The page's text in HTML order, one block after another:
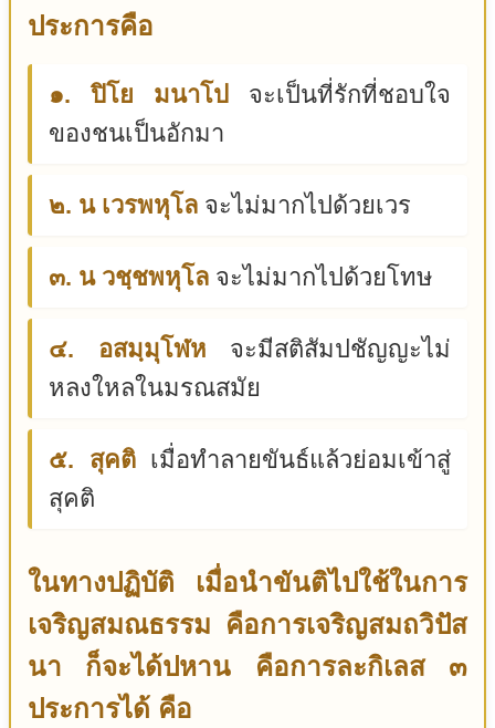
ประการคือ
๑. ปิโย มนาโป
จะเป็นที่รักที่ชอบใจ
ของชนเป็นอักมา
๒. น เวรพหุโล จะไม่มากไปด้วยเวร
๓. น วชฺชพหุโล จะไม่มากไปด้วยโทษ
๔. อสมฺมุโฬห จะมีสติสัมปชัญญะไม่
หลงใหลในมรณสมัย
๕. สุคติเมื่อทำลายขันธ์แล้วย่อมเข้าสู่
สุคติ
ในทางปฏิบัติ เมื่อนำขันติไปใช้ในการ
เจริญสมณธรรม คือการเจริญสมถวิปัส
นา ก็จะได้ปหาน คือการละกิเลส ๓
ประการได้ คือ